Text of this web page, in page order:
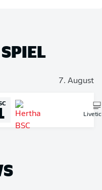
7. August